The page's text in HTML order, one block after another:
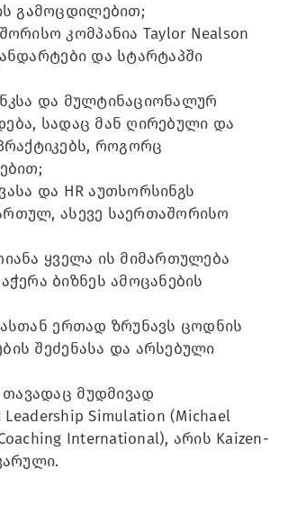
გამოცდილებით;
კომპანია Taylor Nealson
და სტარტაპში
და მულტინაციონალურ
სადაც მან ღირებული და
როგორც
და HR აუთსორსინგს
ასევე საერთაშორისო
ყველა ის მიმართულება
ბიზნეს ამოცანების
ერთად ზრუნავს ცოდნის
შეძენასა და არსებული
მუდმივად
Simulation (Michael
International), არის Kaizen-